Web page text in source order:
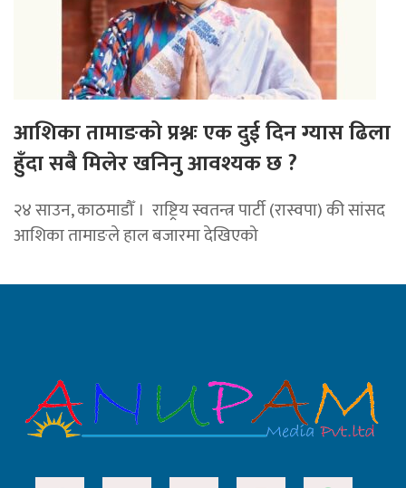
आशिका तामाङको प्रश्नः एक दुई दिन ग्यास ढिला
हुँदा सबै मिलेर खनिनु आवश्यक छ ?
२४ साउन, काठमाडौँ । राष्ट्रिय स्वतन्त्र पार्टी (रास्वपा) की सांसद
आशिका तामाङले हाल बजारमा देखिएको